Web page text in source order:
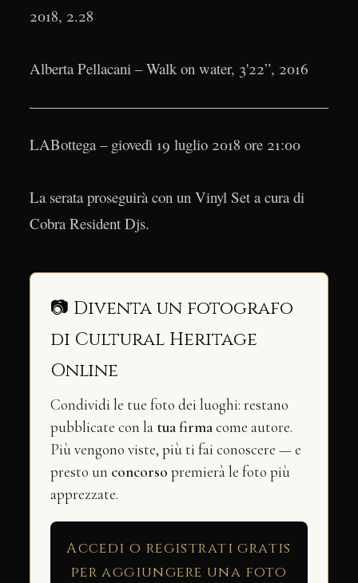
2018, 2.28
Alberta Pellacani – Walk on water, 3'22”, 2016
LABottega – giovedì 19 luglio 2018 ore 21:00
La serata proseguirà con un Vinyl Set a cura di
Cobra Resident Djs.
📷 Diventa un fotografo
di Cultural Heritage
Online
Condividi le tue foto dei luoghi: restano
pubblicate con la tua firmacome autore.
Più vengono viste, più ti fai conoscere — e
presto un concorso premierà le foto più
apprezzate.
Accedi o registrati gratis
per aggiungere una foto